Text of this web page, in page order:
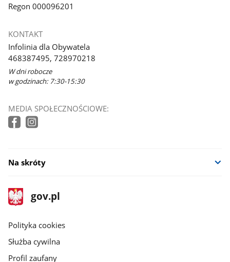
Regon 000096201
KONTAKT
Infolinia dla Obywatela
468387495, 728970218
W dni robocze
w godzinach: 7:30-15:30
MEDIA SPOŁECZNOŚCIOWE:
Na skróty
stopka
gov.pl
Strona
gov.pl
gov.pl
Polityka cookies
Służba cywilna
Profil zaufany